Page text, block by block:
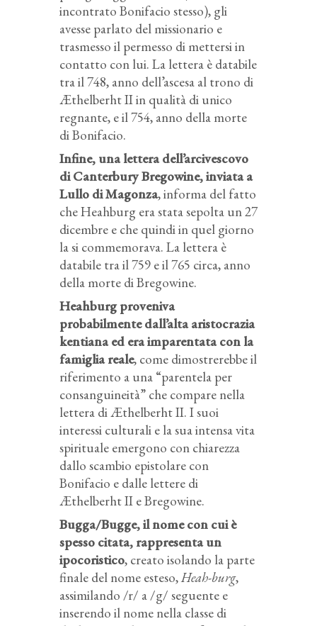
incontrato Bonifacio stesso), gli
avesse parlato del missionario e
trasmesso il permesso di mettersi in
contatto con lui. La lettera è databile
tra il 748, anno dell’ascesa al trono di
Æthelberht II in qualità di unico
regnante, e il 754, anno della morte
di Bonifacio.
Infine, una lettera dell’arcivescovo
di Canterbury Bregowine, inviata a
Lullo di Magonza, informa del fatto
che Heahburg era stata sepolta un 27
dicembre e che quindi in quel giorno
la si commemorava. La lettera è
databile tra il 759 e il 765 circa, anno
della morte di Bregowine.
Heahburg proveniva
probabilmente dall’alta aristocrazia
kentiana ed era imparentata con la
famiglia reale, come dimostrerebbe il
riferimento a una “parentela per
consanguineità” che compare nella
lettera di Æthelberht II. I suoi
interessi culturali e la sua intensa vita
spirituale emergono con chiarezza
dallo scambio epistolare con
Bonifacio e dalle lettere di
Æthelberht II e Bregowine.
Bugga/Bugge, il nome con cui è
spesso citata, rappresenta un
ipocoristico, creato isolando la parte
finale del nome esteso,Heah-burg,
assimilando /r/ a /g/ seguente e
inserendo il nome nella classe di